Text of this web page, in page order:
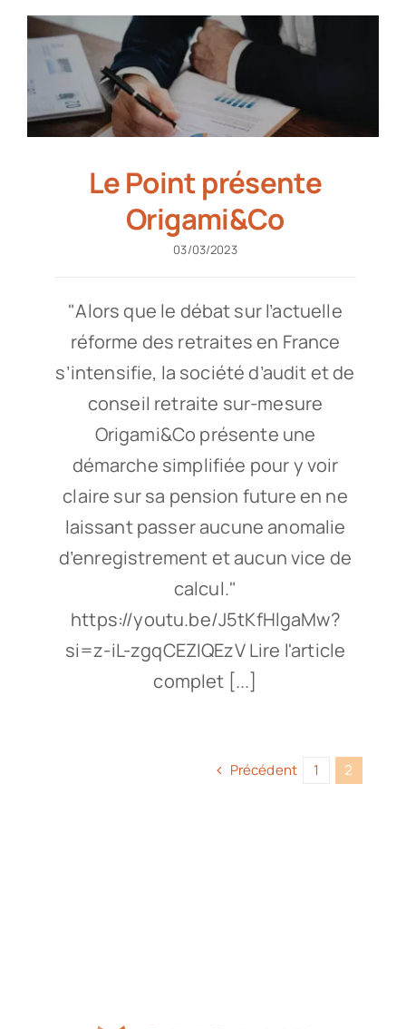
Le Point présente
Origami&Co
03/03/2023
"Alors que le débat sur l’actuelle
réforme des retraites en France
s’intensifie, la société d’audit et de
conseil retraite sur-mesure
Origami&Co présente une
démarche simplifiée pour y voir
claire sur sa pension future en ne
laissant passer aucune anomalie
d’enregistrement et aucun vice de
calcul."
https://youtu.be/J5tKfHlgaMw?
si=z-iL-zgqCEZIQEzV Lire l'article
complet [...]
Précédent 1 2